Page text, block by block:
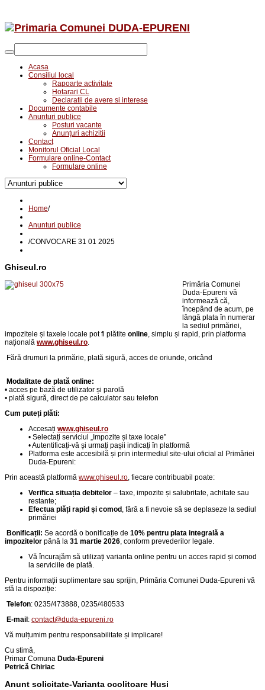
Acasa
Consiliul local
Rapoarte activitate
Hotarari CL
Declaratii de avere si interese
Documente contabile
Anunturi publice
Posturi vacante
Anunțuri achizitii
Contact
Monitorul Oficial Local
Formulare online-Contact
Formulare online
Home/
Anunturi publice
/CONVOCARE 31 01 2025
Ghiseul.ro
Primăria Comunei
Duda-Epureni vă
informează că,
începând de acum, pe
lângă plata în numerar
la sediul primăriei,
impozitele și taxele locale pot fi plătite online, simplu și rapid, prin platforma
națională www.ghiseul.ro.
Fără drumuri la primărie, p lată sigură, acces de oriunde, oricând
Modalitate de plată online:
• acces pe bază de utilizator și parolă
• plată sigură, direct de pe calculator sau telefon
Cum puteți plăti:
Accesați www.ghiseul.ro
• Selectați serviciul „Impozite și taxe locale”
• Autentificați-vă și urmați pașii indicați în platformă
Platforma este accesibilă și prin intermediul site-ului oficial al Primăriei
Duda-Epureni:
Prin această platformă www.ghiseul.ro, fiecare contribuabil poate:
Verifica situația debitelor – taxe, impozite și salubritate, achitate sau
restante;
Efectua plăți rapid și comod , fără a fi nevoie să se deplaseze la sediul
primăriei
Bonificații: Se acordă o bonificație de 10% pentru plata integrală a
impozitelor până la 31 martie 2026, conform prevederilor legale.
Vă încurajăm să utilizați varianta online pentru un acces rapid și comod
la serviciile de plată.
Pentru informații suplimentare sau sprijin, Primăria Comunei Duda-Epureni vă
stă la dispoziție:
Telefon: 0235/473888, 0235/480533
E-mail : contact@duda-epureni.ro
Vă mulțumim pentru responsabilitate și implicare!
Cu stimă,
Primar Comuna Duda-Epureni
Petrică Chiriac
Anunt solicitate-Varianta ocolitoare Husi